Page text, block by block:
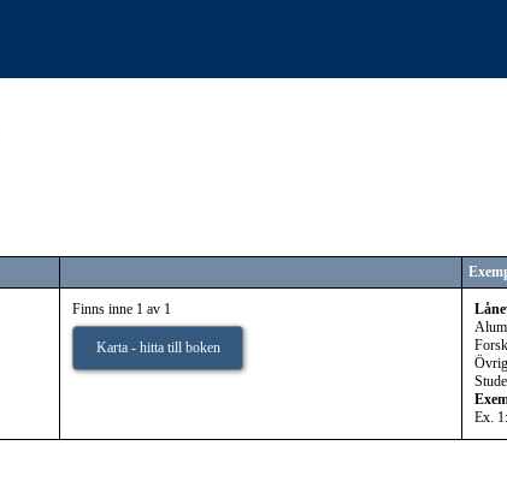
Finns inne 1 av 1
Karta - hitta till boken
Ex.